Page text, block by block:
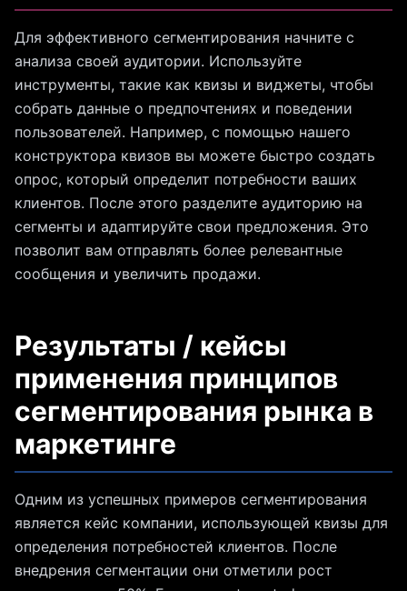
Для эффективного сегментирования начните с
анализа своей аудитории. Используйте
инструменты, такие как квизы и виджеты, чтобы
собрать данные о предпочтениях и поведении
пользователей. Например, с помощью нашего
конструктора квизов вы можете быстро создать
опрос, который определит потребности ваших
клиентов. После этого разделите аудиторию на
сегменты и адаптируйте свои предложения. Это
позволит вам отправлять более релевантные
сообщения и увеличить продажи.
Результаты / кейсы
применения принципов
сегментирования рынка в
маркетинге
Одним из успешных примеров сегментирования
является кейс компании, использующей квизы для
определения потребностей клиентов. После
внедрения сегментации они отметили рост